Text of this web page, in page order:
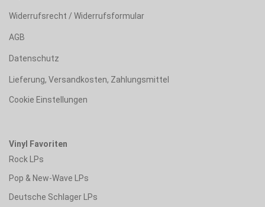
Widerrufsrecht / Widerrufsformular
AGB
Datenschutz
Lieferung, Versandkosten, Zahlungsmittel
Cookie Einstellungen
Vinyl Favoriten
Rock LPs
Pop & New-Wave LPs
Deutsche Schlager LPs